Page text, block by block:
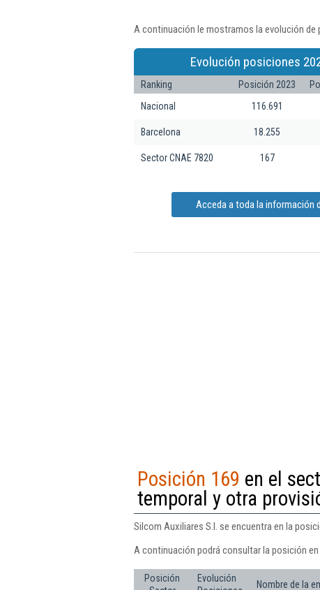
A continuación le mostramos la evolución de
Evolución posiciones
Ranking Posición 2023
Nacional
116.691
Barcelona 18.255
Sector CNAE 7820 167
Acceda a toda la información
Posición 169 en el
temporal y otra
Silcom Auxiliares S.l. se encuentra en la
A continuación podrá consultar la posición
Posición
Evolución
Nombre de la